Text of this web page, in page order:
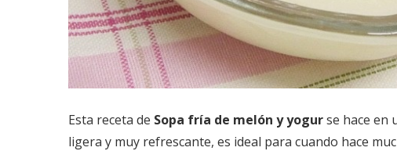
Esta receta de Sopa fría de melón y yogurse hace en
ligera y muy refrescante, es ideal para cuando hace